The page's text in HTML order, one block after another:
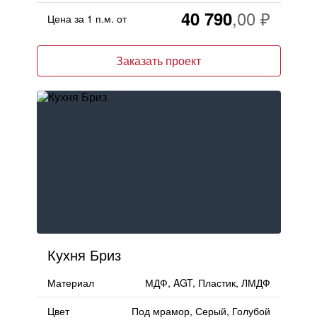
Цена за 1 п.м. от 40 790
Заказать проект
Кухня Бриз
Материал
МДФ, AGT, Пластик, ЛМДФ
Цвет
Под мрамор, Серый, Голубой